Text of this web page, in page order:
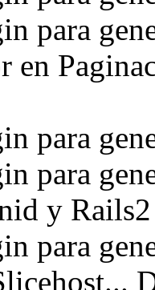
para
en
para
para
y
para